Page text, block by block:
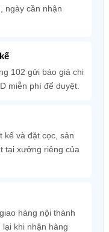
ngày cần nhận
102 gửi báo giá chi
miễn phí để duyệt.
kế và đặt cọc, sản
tại xưởng riêng của
hàng nội thành
khi nhận hàng